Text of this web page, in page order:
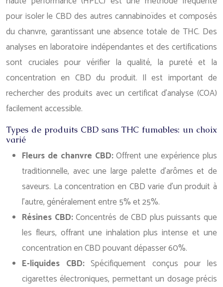
pour isoler le CBD des autres cannabinoïdes et composés
du chanvre, garantissant une absence totale de THC. Des
analyses en laboratoire indépendantes et des certifications
sont cruciales pour vérifier la qualité, la pureté et la
concentration en CBD du produit. Il est important de
rechercher des produits avec un certificat d’analyse (COA)
facilement accessible.
Types de produits CBD sans THC fumables: un choix
varié
Fleurs de chanvre CBD:Offrent une expérience plus
traditionnelle, avec une large palette d’arômes et de
saveurs. La concentration en CBD varie d’un produit à
l’autre, généralement entre 5% et 25%.
Résines CBD:Concentrés de CBD plus puissants que
les fleurs, offrant une inhalation plus intense et une
concentration en CBD pouvant dépasser 60%.
E-liquides CBD:Spécifiquement conçus pour les
cigarettes électroniques, permettant un dosage précis